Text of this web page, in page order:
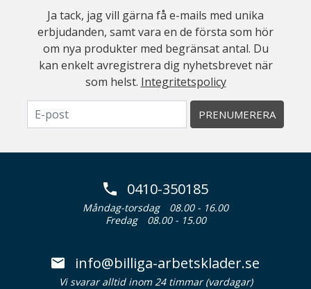
Ja tack, jag vill gärna få e-mails med unika
erbjudanden, samt vara en de första som hör
om nya produkter med begränsat antal. Du
kan enkelt avregistrera dig nyhetsbrevet när
som helst. Integritetspolicy
PRENUMERERA
0410-350185
Måndag-torsdag
08.00 - 16.00
Fredag
08.00 - 15.00
info@billiga-arbetsklader.se
Vi svarar alltid inom 24 timmar (vardagar)